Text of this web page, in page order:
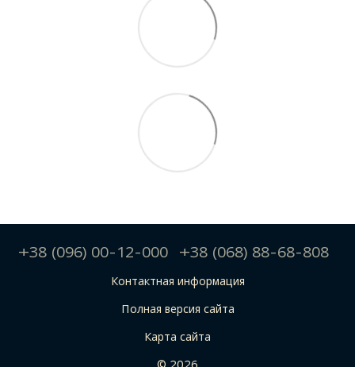
+38 (096) 00-12-000 +38 (068) 88-68-808
Контактная информация
Полная версия сайта
Карта сайта
© 2026